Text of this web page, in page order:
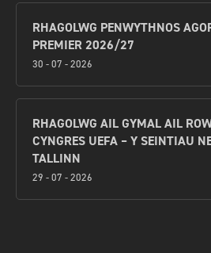
RHAGOLWG PENWYTHNOS
PREMIER 2026/27
30 - 07 - 2026
RHAGOLWG AIL GYMAL AIL
CYNGRES UEFA – Y SEINTIAU
TALLINN
29 - 07 - 2026